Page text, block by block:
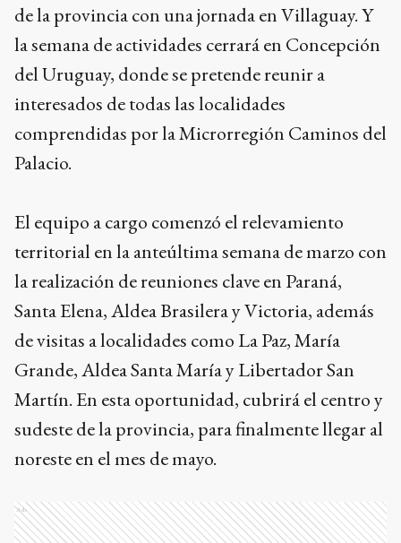
de la provincia con una jornada en Villaguay. Y
la semana de actividades cerrará en Concepción
del Uruguay, donde se pretende reunir a
interesados de todas las localidades
comprendidas por la Microrregión Caminos del
Palacio.
El equipo a cargo comenzó el relevamiento
territorial en la anteúltima semana de marzo con
la realización de reuniones clave en Paraná,
Santa Elena, Aldea Brasilera y Victoria, además
de visitas a localidades como La Paz, María
Grande, Aldea Santa María y Libertador San
Martín. En esta oportunidad, cubrirá el centro y
sudeste de la provincia, para finalmente llegar al
noreste en el mes de mayo.
Ads